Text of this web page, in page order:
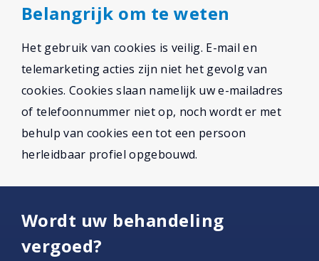
Belangrijk om te weten
Het gebruik van cookies is veilig. E-mail en
telemarketing acties zijn niet het gevolg van
cookies. Cookies slaan namelijk uw e-mailadres
of telefoonnummer niet op, noch wordt er met
behulp van cookies een tot een persoon
herleidbaar profiel opgebouwd.
Wordt uw behandeling
vergoed?